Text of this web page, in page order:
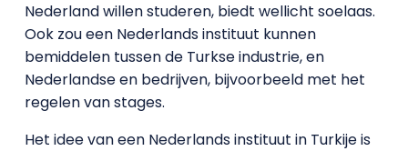
Nederland willen studeren, biedt wellicht soelaas.
Ook zou een Nederlands instituut kunnen
bemiddelen tussen de Turkse industrie, en
Nederlandse en bedrijven, bijvoorbeeld met het
regelen van stages.
Het idee van een Nederlands instituut in Turkije is